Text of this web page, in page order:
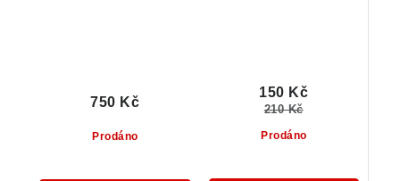
Prodáno
750 Kč
Prodáno
150 Kč
210 Kč